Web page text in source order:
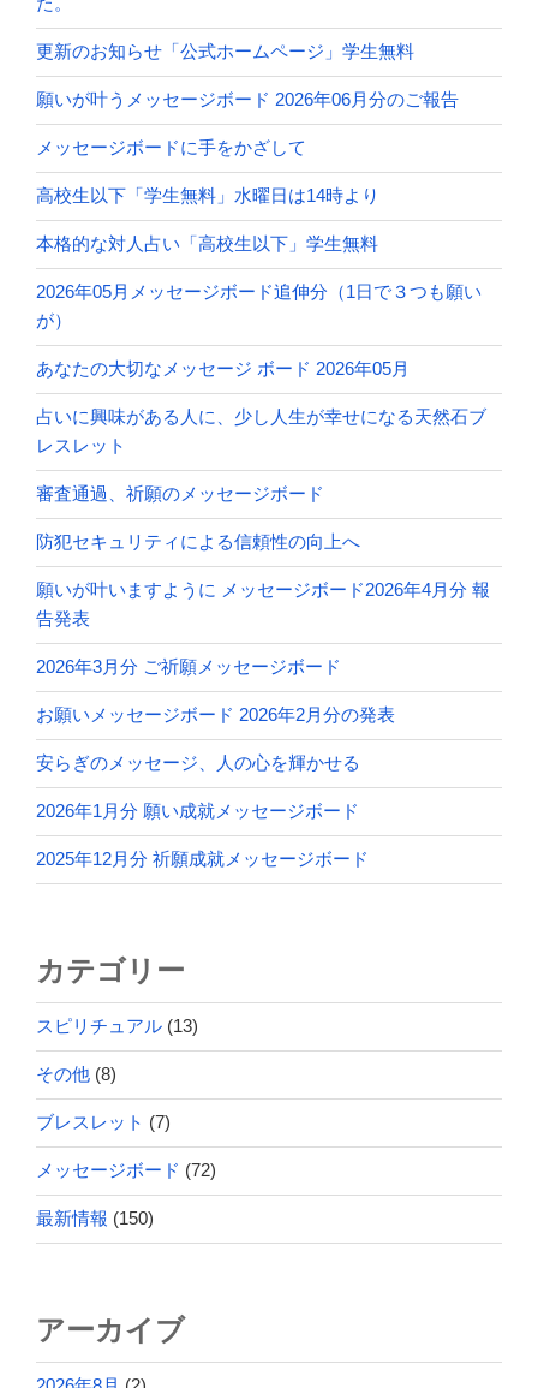
更新のお知らせ「公式ホームページ」学生無料
願いが叶うメッセージボード 2026年06月分のご報告
メッセージボードに手をかざして
高校生以下「学生無料」水曜日は14時より
本格的な対人占い「高校生以下」学生無料
2026年05月メッセージボード追伸分（1日で３つも願い
が）
あなたの大切なメッセージ ボード 2026年05月
占いに興味がある人に、少し人生が幸せになる天然石ブ
レスレット
審査通過、祈願のメッセージボード
防犯セキュリティによる信頼性の向上へ
願いが叶いますように メッセージボード2026年4月分 報
告発表
2026年3月分 ご祈願メッセージボード
お願いメッセージボード 2026年2月分の発表
安らぎのメッセージ、人の心を輝かせる
2026年1月分 願い成就メッセージボード
2025年12月分 祈願成就メッセージボード
カテゴリー
スピリチュアル (13)
その他 (8)
ブレスレット (7)
メッセージボード (72)
最新情報 (150)
アーカイブ